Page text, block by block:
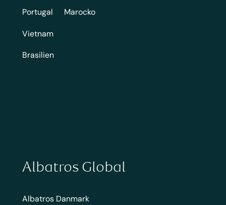
Portugal
Vietnam
Brasilien
Marocko
Albatros Global
Albatros Danmark